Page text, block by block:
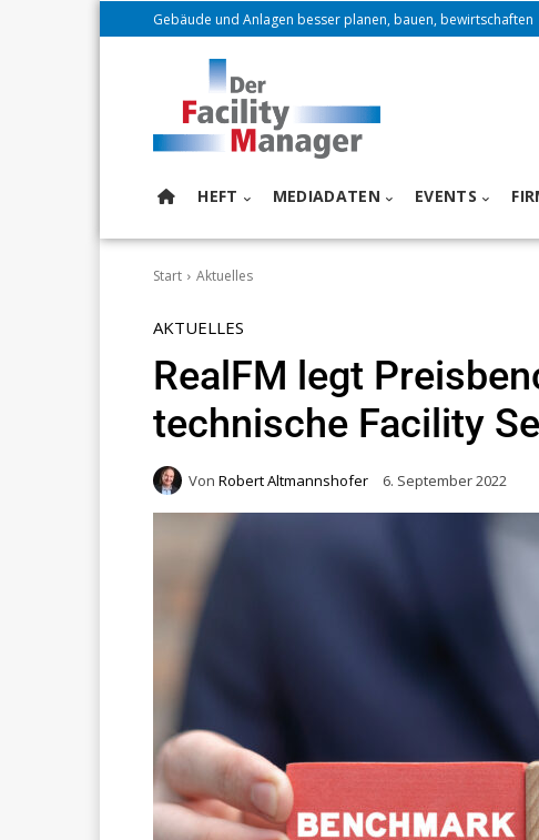
Gebäude und Anlagen besser planen, bauen, bewirtschaften
HEFT MEDIADATEN EVENTS
Start Aktuelles
AKTUELLES
RealFM legt
technische Facility
Von Robert Altmannshofer 6. September 2022